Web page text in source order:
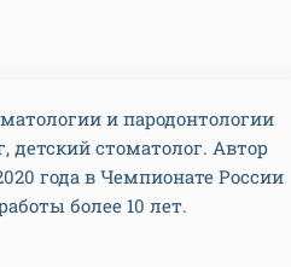
и пародонтологии
стоматолог. Автор
года в Чемпионате России
более 10 лет.